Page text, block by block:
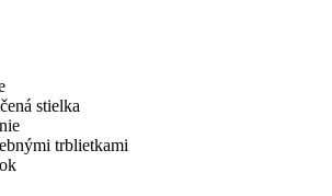
stielka
trblietkami